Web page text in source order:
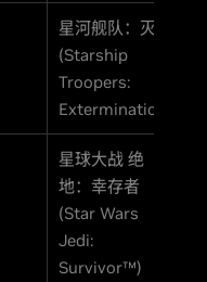
星河舰队：灭绝
(Starship
Troopers:
Extermination)
星球大战 绝
地：幸存者
(Star Wars
Jedi:
Survivor™)